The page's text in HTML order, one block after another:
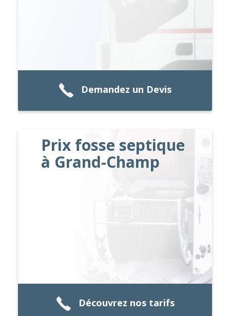
Demandez un Devis
Prix fosse septique
à Grand-Champ
Découvrez nos tarifs